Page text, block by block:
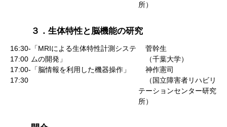
所）
３．生体特性と脳機能の研究
16:30-
17:00
「MRIによる生体特性計測システ
ムの開発」
菅幹生
（千葉大学）
17:00-
17:30
「脳情報を利用した機器操作」
神作憲司
（国立障害者リハビリ
テーションセンター研究
所）